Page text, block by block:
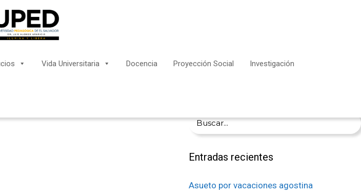
Vida Universitaria Docencia Proyección Social Investigación
Buscar:
Entradas recientes
Asueto por vacaciones agostina